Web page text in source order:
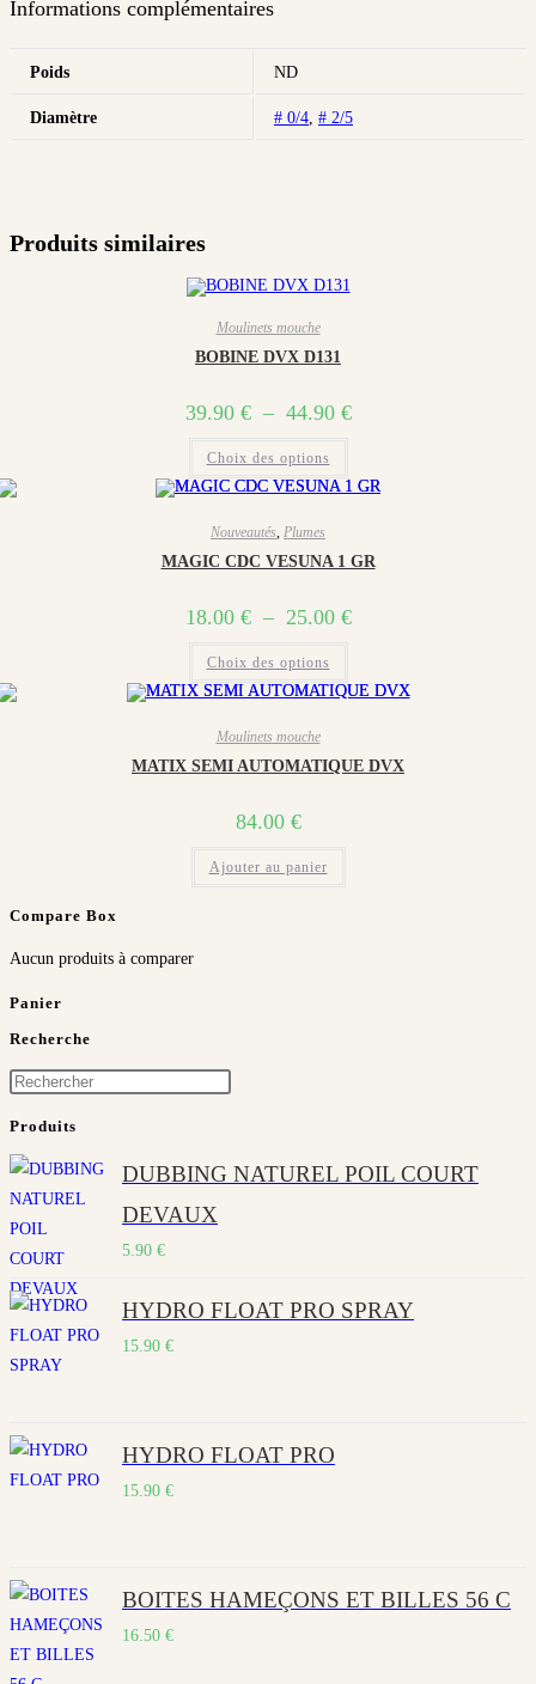
Informations complémentaires
Poids ND
Diamètre # 0/4 # 2/5
Produits similaires
Moulinets mouche
BOBINE DVX D131
39.90 € – 44.90 €Plage
39.90 €
à
Choix des options
a
plusieurs
peuvent
sur
la
Nouveautés, Plumes
MAGIC CDC VESUNA 1 GR
18.00 € – 25.00 €Plage
18.00 €
à
Choix des options
a
plusieurs
peuvent
Moulinets mouche
MATIX SEMI AUTOMATIQUE DVX
84.00 €
Ajouter au panier
Compare Box
Aucun produits à comparer
Panier
Recherche
close
Produits
DUBBING NATUREL POIL COURT
DEVAUX
5.90 €
HYDRO FLOAT PRO SPRAY
15.90 €
HYDRO FLOAT PRO
15.90 €
BOITES HAMEÇONS ET BILLES 56 C
16.50 €